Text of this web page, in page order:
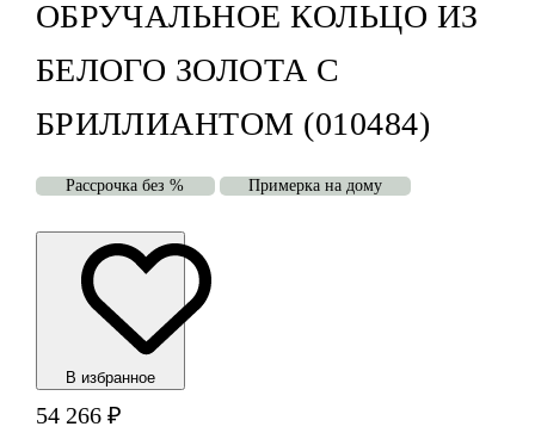
ОБРУЧАЛЬНОЕ КОЛЬЦО ИЗ
БЕЛОГО ЗОЛОТА С
БРИЛЛИАНТОМ (010484)
Рассрочка без % Примерка на дому
В избранноe
54 266 ₽